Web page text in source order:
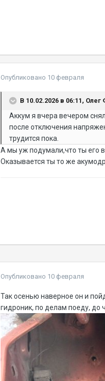
Опубликовано 10 февраля
В 10.02.2026 в 06:11, Олег
Аккум я вчера вечером
после отключения
трудится пока.
А мы уж подумали,что ты его
Оказывается ты то же
Опубликовано 10 февраля
Так осенью наверное он и
гидроник, по делам поеду, до